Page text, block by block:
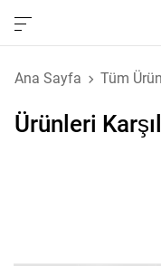
Ana Sayfa Tüm
Ürünleri